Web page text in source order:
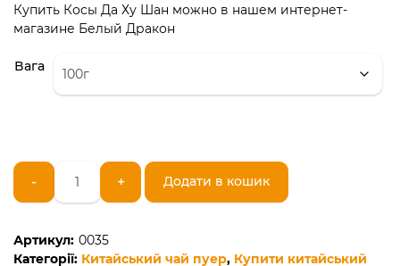
Купить Косы Да Ху Шан можно в нашем интернет-
магазине Белый Дракон
Вага
-
Китайський
чай
шен
Коси
+ Додати в кошик
Артикул: 0035
Категорії: Китайський чай пуер, Купити китайський